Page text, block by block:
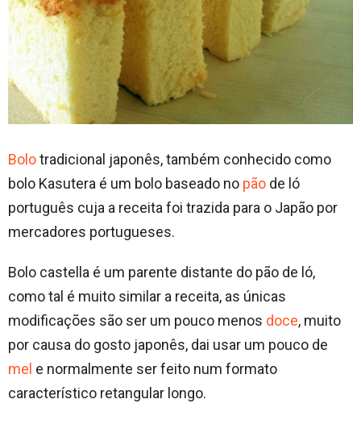
Bolotradicional japonês, também conhecido como
bolo Kasutera é um bolo baseado no pão de ló
português cuja a receita foi trazida para o Japão por
mercadores portugueses.
Bolo castella é um parente distante do pão de ló,
como tal é muito similar a receita, as únicas
modificações são ser um pouco menos doce, muito
por causa do gosto japonês, dai usar um pouco de
mel e normalmente ser feito num formato
característico retangular longo.